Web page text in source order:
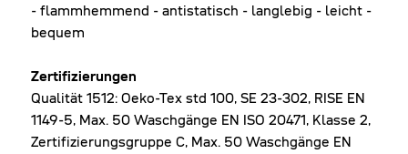
- flammhemmend - antistatisch - langlebig - leicht -
bequem
Zertifizierungen
Qualität 1512: Oeko-Tex std 100, SE 23-302, RISE EN
1149-5, Max. 50 Waschgänge EN ISO 20471, Klasse 2,
Zertifizierungsgruppe C, Max. 50 Waschgänge EN